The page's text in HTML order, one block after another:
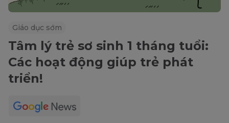
Giáo dục sớm
Tâm lý trẻ sơ sinh 1 tháng tuổi:
Các hoạt động giúp trẻ phát
triển!